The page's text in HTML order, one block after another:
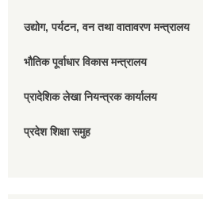
उद्योग, पर्यटन, वन तथा वातावरण मन्त्रालय
भौतिक पूर्वाधार विकास मन्त्रालय
प्रादेशिक लेखा नियन्त्रक कार्यालय
प्रदेश शिक्षा समुह